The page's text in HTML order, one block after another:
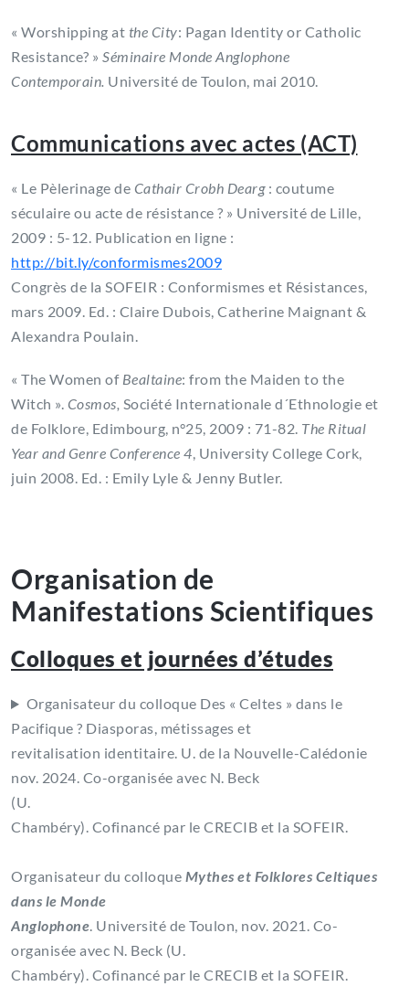
« Worshipping at the City: Pagan Identity or Catholic
Resistance? » Séminaire Monde Anglophone
Contemporain. Université de Toulon, mai 2010.
Communications avec actes (ACT)
« Le Pèlerinage de Cathair Crobh Dearg: coutume
séculaire ou acte de résistance ? » Université de Lille,
2009 : 5-12. Publication en ligne :
http://bit.ly/conformismes2009
Congrès de la SOFEIR : Conformismes et Résistances,
mars 2009. Ed. : Claire Dubois, Catherine Maignant &
Alexandra Poulain.
« The Women of Bealtaine: from the Maiden to the
Witch ». Cosmos, Société Internationale d´Ethnologie et
de Folklore, Edimbourg, n°25, 2009 : 71-82. The Ritual
Year and Genre Conference 4, University College Cork,
juin 2008. Ed. : Emily Lyle & Jenny Butler.
Organisation de
Manifestations Scientifiques
Colloques et journées d’études
Organisateur du colloque Des « Celtes » dans le
Pacifique ? Diasporas, métissages et
revitalisation identitaire. U. de la Nouvelle-Calédonie
nov. 2024. Co-organisée avec N. Beck
(U.
Chambéry). Cofinancé par le CRECIB et la SOFEIR.
Organisateur du colloque Mythes et Folklores Celtiques
dans le Monde
Anglophone. Université de Toulon, nov. 2021. Co-
organisée avec N. Beck (U.
Chambéry). Cofinancé par le CRECIB et la SOFEIR.